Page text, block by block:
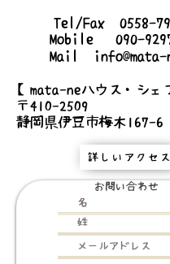
Tel/Fax0558-
Mobile 090-
Mail
【mata-neハウス・シェ
〒410-2509
静岡県伊豆市梅木167-6
詳しいアクセス
お問い合わせ